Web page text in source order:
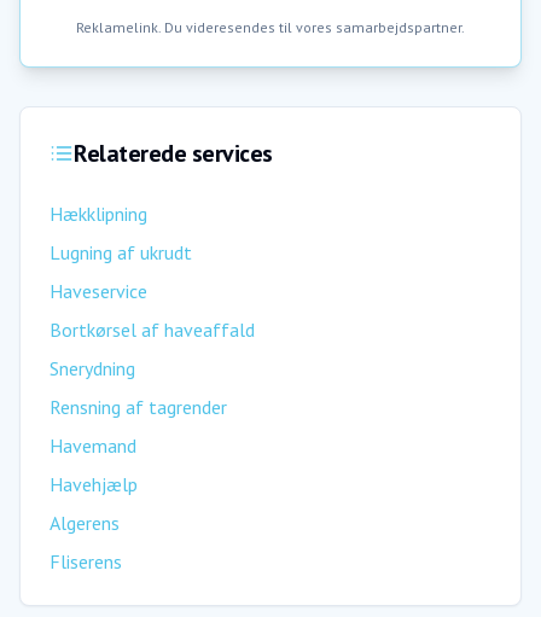
Reklamelink. Du videresendes til vores samarbejdspartner.
Relaterede services
Hækklipning
Lugning af ukrudt
Haveservice
Bortkørsel af haveaffald
Snerydning
Rensning af tagrender
Havemand
Havehjælp
Algerens
Fliserens